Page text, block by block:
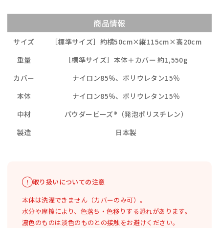
商品情報
サイズ
［標準サイズ］約横50cm×縦115cm×高20cm
重量
［標準サイズ］本体＋カバー 約1,550g
カバー
ナイロン85％、ポリウレタン15％
本体
ナイロン85％、ポリウレタン15％
中材
パウダービーズ®（発泡ポリスチレン）
製造
日本製
取り扱いについての注意
本体は洗濯できません（カバーのみ可）。
水分や摩擦により、色落ち・色移りする恐れがあります。
濃色のものは淡色のものとの接触をお避けください。